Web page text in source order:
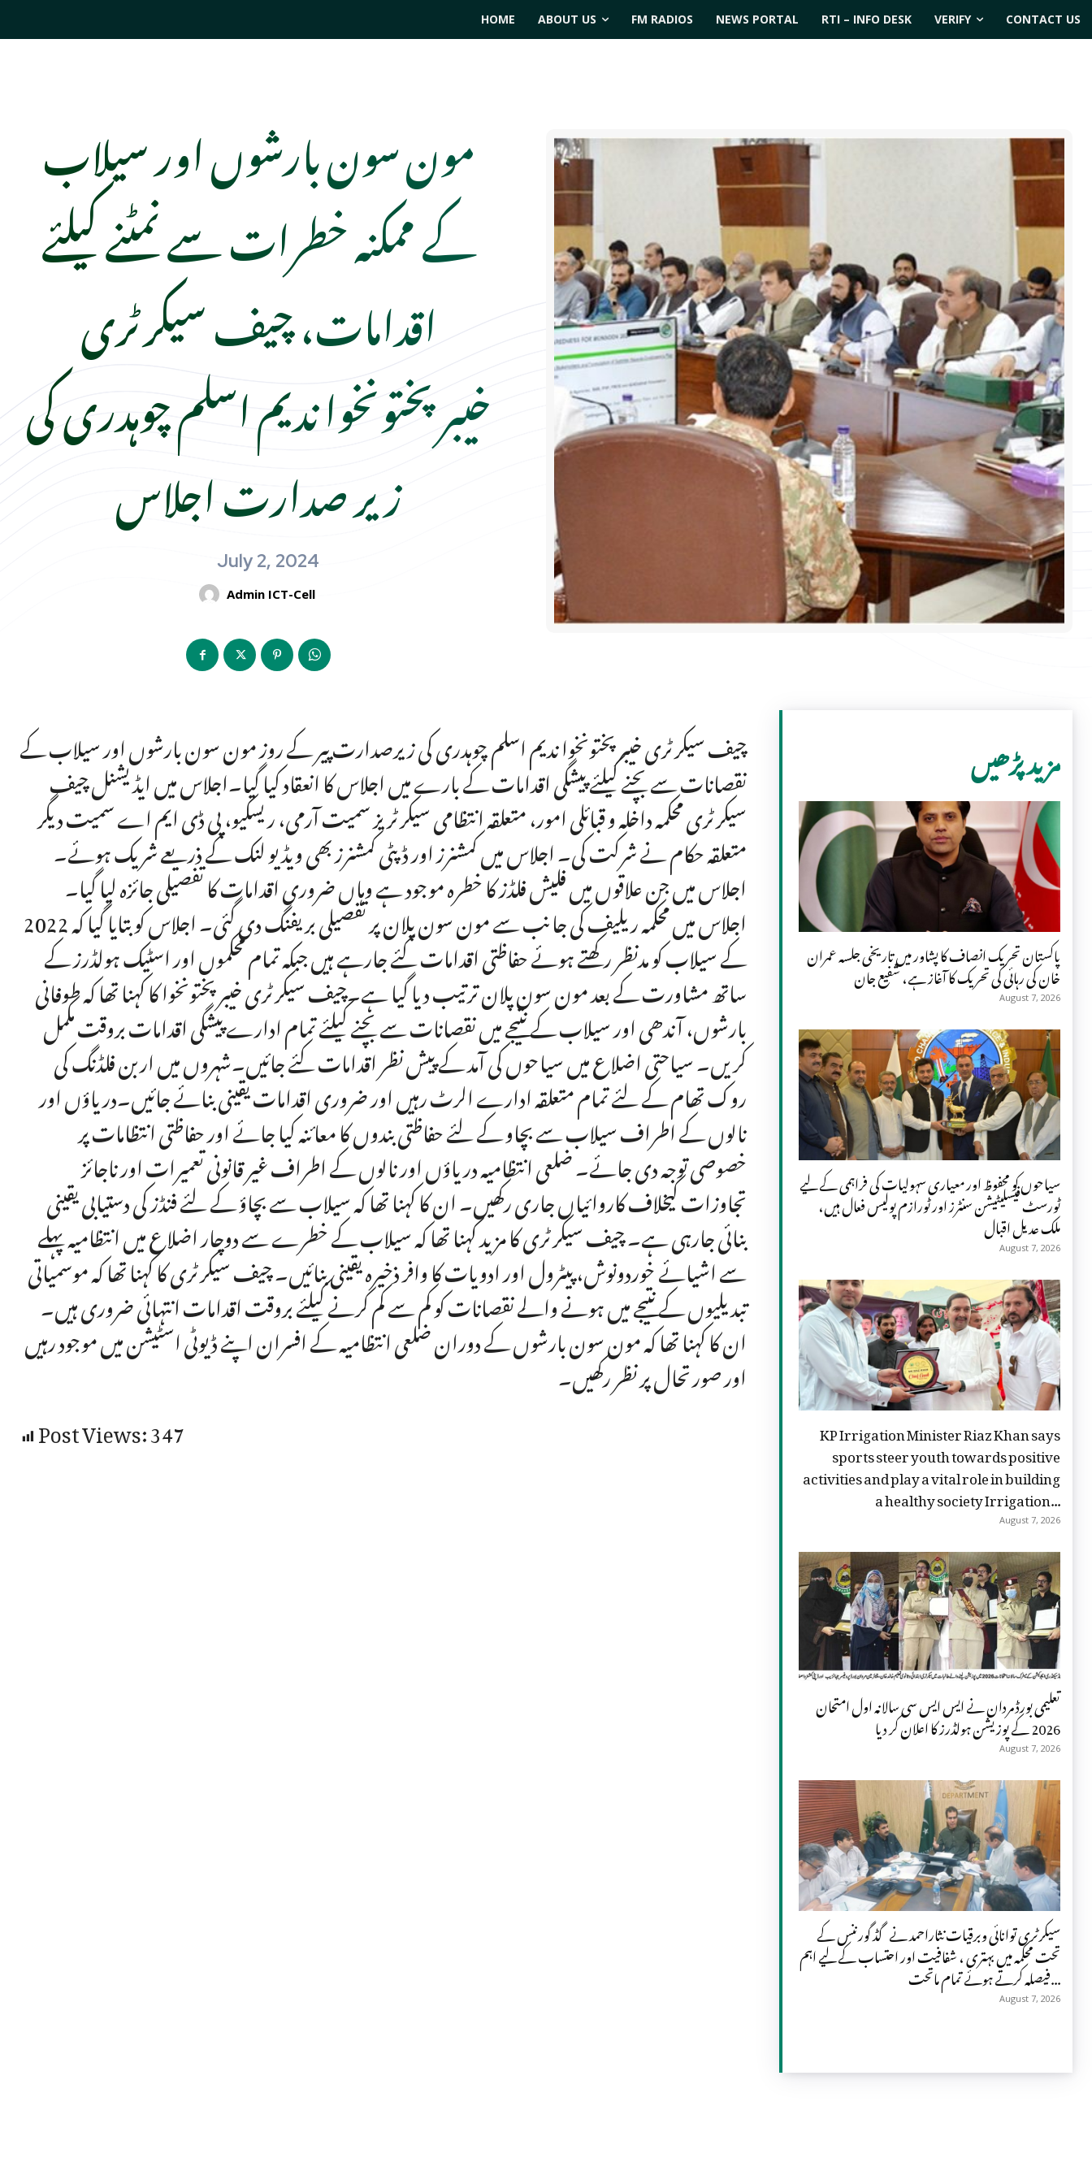
HOME ABOUT US FM RADIOS NEWS PORTAL RTI – INFO DESK VERIFY CONTACT US
مون سون بارشوں اور سیلاب
کے ممکنہ خطرات سے نمٹنے کیلئے
اقدامات، چیف سیکرٹری
خیبرپختونخوا ندیم اسلم چوہدری کی
زیر صدارت اجلاس
July 2, 2024
Admin ICT-Cell
چیف سیکرٹری خیبرپختونخوا ندیم اسلم چوہدری کی زیرصدارت پیر کے روز مون سون بارشوں اور سیلاب کے
نقصانات سے بچنے کیلئے پیشگی اقدامات کے بارے میں اجلاس کا انعقاد کیا گیا۔اجلاس میں ایڈیشنل چیف
سیکرٹری محکمہ داخلہ و قبائلی امور، متعلقہ انتظامی سیکرٹریز سمیت آرمی، ریسکیو، پی ڈی ایم اے سمیت دیگر
متعلقہ حکام نے شرکت کی۔ اجلاس میں کمشنرز اور ڈپٹی کمشنرز بھی ویڈیو لنک کے ذریعے شریک ہوئے۔
اجلاس میں جن علاقوں میں فلیش فلڈز کا خطرہ موجود ہے وہاں ضروری اقدامات کا تفصیلی جائزہ لیا گیا۔
اجلاس میں محکمہ ریلیف کی جانب سے مون سون پلان پر تفصیلی بریفنگ دی گئی۔ اجلاس کو بتایا گیا کہ 2022
کے سیلاب کو مدنظر رکھتے ہوئے حفاظتی اقدامات کئے جارہے ہیں جبکہ تمام محکموں اور اسٹیک ہولڈرز کے
ساتھ مشاورت کے بعد مون سون پلان ترتیب دیا گیا ہے۔چیف سیکرٹری خیبرپختونخوا کا کہنا تھا کہ طوفانی
بارشوں، آندھی اور سیلاب کے نتیجے میں نقصانات سے بچنے کیلئے تمام ادارے پیشگی اقدامات بروقت مکمل
کریں۔ سیاحتی اضلاع میں سیاحوں کی آمد کے پیش نظر اقدامات کئے جائیں۔شہروں میں اربن فلڈنگ کی
روک تھام کے لئے تمام متعلقہ ادارے الرٹ رہیں اور ضروری اقدامات یقینی بنائے جائیں۔دریاؤں اور
نالوں کے اطراف سیلاب سے بچاو کے لئے حفاظتی بندوں کا معائنہ کیا جائے اور حفاظتی انتظامات پر
خصوصی توجہ دی جائے۔ ضلعی انتظامیہ دریاؤں اور نالوں کے اطراف غیر قانونی تعمیرات اور ناجائز
تجاوزات کیخلاف کاروائیاں جاری رکھیں۔ ان کا کہنا تھا کہ سیلاب سے بچاؤ کے لئے فنڈز کی دستیابی یقینی
بنائی جارہی ہے۔ چیف سیکرٹری کا مزید کہنا تھا کہ سیلاب کے خطرے سے دوچار اضلاع میں انتظامیہ پہلے
سے اشیائے خوردونوش، پیٹرول اور ادویات کا وافر ذخیرہ یقینی بنائیں۔ چیف سیکرٹری کا کہنا تھا کہ موسمیاتی
تبدیلیوں کے نتیجے میں ہونے والے نقصانات کو کم سے کم کرنے کیلئے بروقت اقدامات انتہائی ضروری ہیں۔
ان کا کہنا تھا کہ مون سون بارشوں کے دوران ضلعی انتظامیہ کے افسران اپنے ڈیوٹی اسٹیشن میں موجود رہیں
اور صورتحال پر نظر رکھیں۔
Post Views:347
مزید پڑھیں
پاکستان تحریک انصاف کا پشاور میں تاریخی جلسہ عمران
خان کی رہائی کی تحریک کا آغاز ہے، شفیع جان
August 7, 2026
سیاحوں کو محفوظ اور معیاری سہولیات کی فراہمی کے لیے
ٹورسٹ فیسلیٹیشن سنٹرز اور ٹورازم پولیس فعال ہیں،
ملک عدیل اقبال
August 7, 2026
KP Irrigation Minister Riaz Khan says
sports steer youth towards positive
activities and play a vital role in building
a healthy society Irrigation...
August 7, 2026
تعلیمی بورڈ مردان نے ایس ایس سی سالانہ اول امتحان
2026 کے پوزیشن ہولڈرز کا اعلان کر دیا
August 7, 2026
سیکرٹری توانائی وبرقیات نثاراحمد نے گڈ گورننس کے
تحت محکمہ میں بہتری ، شفافیت اور احتساب کے لیے اہم
فیصلہ کرتے ہوئے تمام ماتحت...
August 7, 2026